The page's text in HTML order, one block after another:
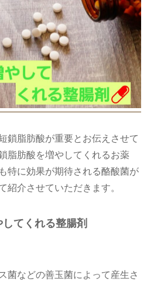
鎖脂肪酸が重要とお伝えさせて
脂肪酸を増やしてくれるお薬
特に効果が期待される酪酸菌が
紹介させていただきます。
てくれる整腸剤
菌などの善玉菌によって産生さ